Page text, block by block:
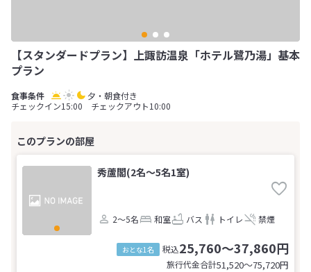
【スタンダードプラン】上諏訪温泉「ホテル鷺乃湯」基本
プラン
夕・朝食付き
チェックイン15:00 チェックアウト10:00
秀蘆閣(2名～5名1室)
2～5名 和室 バス トイレ 禁煙
おとな1名 税込25,760～37,860円
旅行代金合計51,520〜75,720円